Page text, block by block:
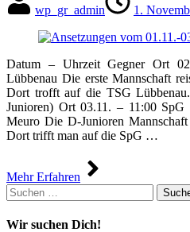
wp_gr_admin 1.
Datum – Uhrzeit Gegner Ort
Lübbenau Die erste Mannschaft
Dort trofft auf die TSG
Junioren) Ort 03.11. – 11:00
Meuro Die D-Junioren
Dort trifft man auf die SpG …
Mehr Erfahren
Suchen
nach:
Wir suchen Dich!